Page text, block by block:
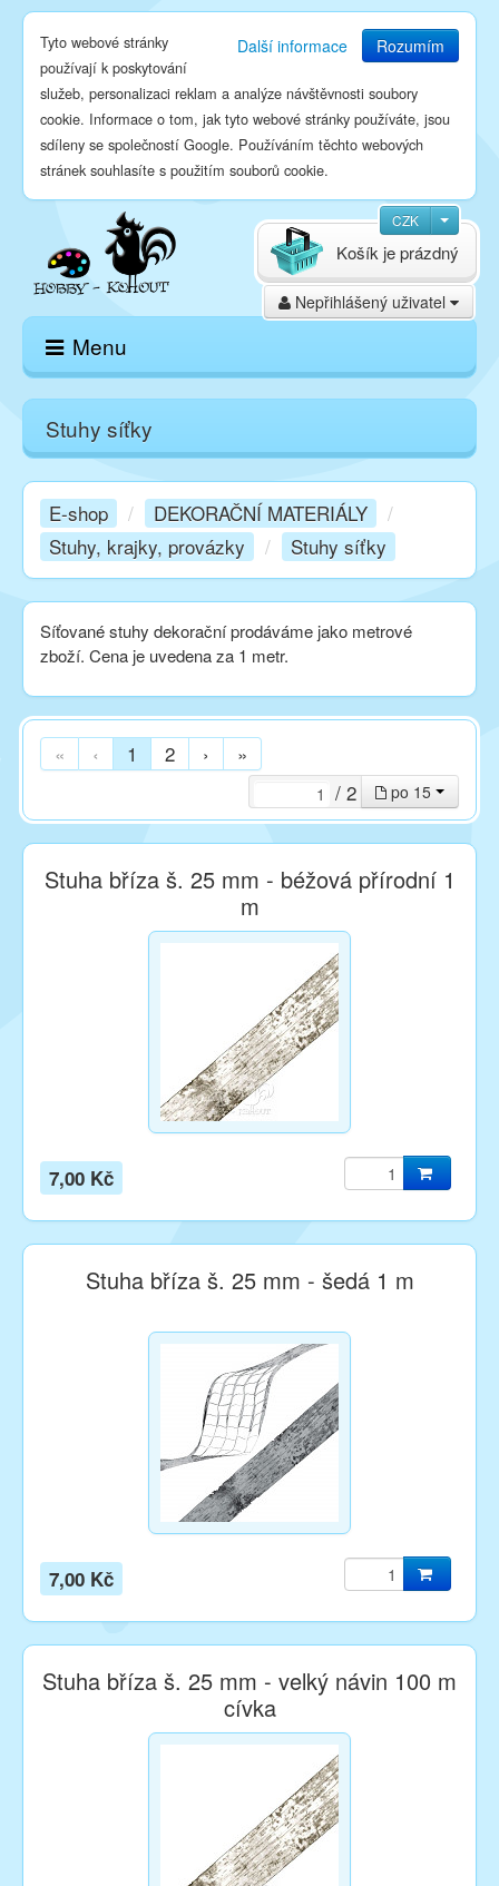
Další informace Rozumím
Tyto webové stránky
používají k poskytování
služeb, personalizaci reklam a analýze návštěvnosti soubory
cookie. Informace o tom, jak tyto webové stránky používáte, jsou
sdíleny se společností Google. Používáním těchto webových
stránek souhlasíte s použitím souborů cookie.
CZK
Nepřihlášený uživatel
Košík je prázdný
Menu
Domů
E-shop
Kurzy
Techniky
Inspirace
Stuhy síťky
E-shop / DEKORAČNÍ MATERIÁLY
/
Stuhy, krajky, provázky
/ Stuhy síťky
Síťované stuhy dekorační prodáváme jako metrové
zboží. Cena je uvedena za 1 metr.
« ‹ 1 2 › »
po 15
/ 2
Stuha bříza š. 25 mm - béžová přírodní 1
m
7,00 Kč
Stuha bříza š. 25 mm - šedá 1 m
7,00 Kč
Stuha bříza š. 25 mm - velký návin 100 m
cívka